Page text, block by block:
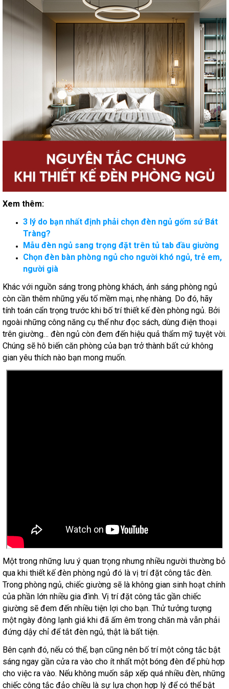
Xem thêm:
3 lý do bạn nhất định phải chọn đèn ngủ gốm sứ Bát
Tràng?
Mẫu đèn ngủ sang trọng đặt trên tủ tab đầu giường
Chọn đèn bàn phòng ngủ cho người khó ngủ, trẻ em,
người già
Khác với nguồn sáng trong phòng khách, ánh sáng phòng ngủ
còn cần thêm những yếu tố mềm mại, nhẹ nhàng. Do đó, hãy
tính toán cẩn trọng trước khi bố trí thiết kế đèn phòng ngủ. Bởi
ngoài những công năng cụ thể như đọc sách, dùng điện thoại
trên giường… đèn ngủ còn đem đến hiệu quả thẩm mỹ tuyệt vời.
Chúng sẽ hô biến căn phòng của bạn trở thành bất cứ không
gian yêu thích nào bạn mong muốn.
Một trong những lưu ý quan trọng nhưng nhiều người thường bỏ
qua khi thiết kế đèn phòng ngủ đó là vị trí đặt công tắc đèn.
Trong phòng ngủ, chiếc giường sẽ là không gian sinh hoạt chính
của phần lớn nhiều gia đình. Vị trí đặt công tắc gần chiếc
giường sẽ đem đến nhiều tiện lợi cho bạn. Thử tưởng tượng
một ngày đông lạnh giá khi đã ấm êm trong chăn mà vẫn phải
đứng dậy chỉ để tắt đèn ngủ, thật là bất tiện.
Bên cạnh đó, nếu có thể, bạn cũng nên bố trí một công tắc bật
sáng ngay gần cửa ra vào cho ít nhất một bóng đèn để phù hợp
cho việc ra vào. Nếu không muốn sắp xếp quá nhiều đèn, những
chiếc công tắc đảo chiều là sự lựa chọn hợp lý để có thể bật